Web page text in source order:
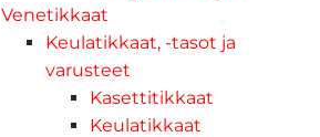
Venetikkaat
Keulatikkaat, -tasot ja
varusteet
Kasettitikkaat
Keulatikkaat